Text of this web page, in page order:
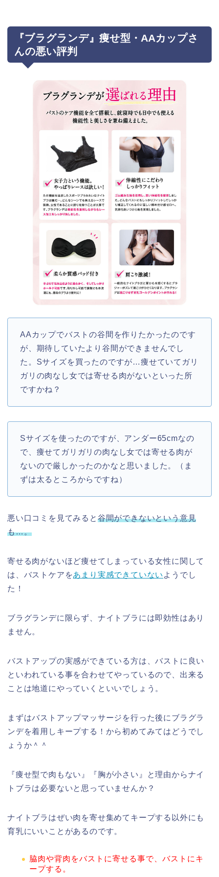
『ブラグランデ』痩せ型・AAカップさ
んの悪い評判
AAカップでバストの谷間を作りたかったのです
が、期待していたより谷間ができませんでし
た。Sサイズを買ったのですが…痩せていてガリ
ガリの肉なし女では寄せる肉がないといった所
ですかね？
Sサイズを使ったのですが、アンダー65cmなの
で、痩せてガリガリの肉なし女では寄せる肉が
ないので厳しかったのかなと思いました。（ま
ずは太るところからですね）
悪い口コミを見てみると 谷間ができないという意見
も…。
寄せる肉がないほど痩せてしまっている女性に関して
は、バストケアをあまり実感できていない ようでし
た！
ブラグランデに限らず、ナイトブラには即効性はあり
ません。
バストアップの実感ができている方は、バストに良い
といわれている事を合わせてやっているので、出来る
ことは地道にやっていくといいでしょう。
まずはバストアップマッサージを行った後にブラグラ
ンデを着用しキープする！から初めてみてはどうでし
ょうか＾＾
『痩せ型で肉もない』『胸が小さい』と理由からナイ
トブラは必要ないと思っていませんか？
ナイトブラはぜい肉を寄せ集めてキープする以外にも
育乳にいいことがあるのです。
脇肉や背肉をバストに寄せる事で、バストにキ
ープする。